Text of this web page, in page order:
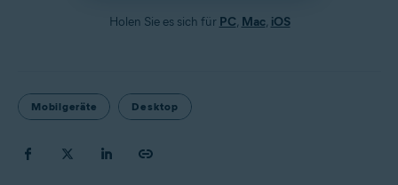
Holen Sie es sich für PC, Mac, iOS
Mobilgeräte Desktop